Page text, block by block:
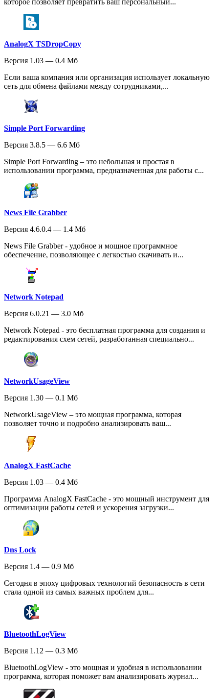
которое позволяет превратить ваш персональный...
AnalogX TSDropCopy
Версия 1.03 — 0.4 Мб
Если ваша компания или организация использует локальную
сеть для обмена файлами между сотрудниками,...
Simple Port Forwarding
Версия 3.8.5 — 6.6 Мб
Simple Port Forwarding – это небольшая и простая в
использовании программа, предназначенная для работы с...
News File Grabber
Версия 4.6.0.4 — 1.4 Мб
News File Grabber - удобное и мощное программное
обеспечение, позволяющее с легкостью скачивать и...
Network Notepad
Версия 6.0.21 — 3.0 Мб
Network Notepad - это бесплатная программа для создания и
редактирования схем сетей, разработанная специально...
NetworkUsageView
Версия 1.30 — 0.1 Мб
NetworkUsageView – это мощная программа, которая
позволяет точно и подробно анализировать ваш...
AnalogX FastCache
Версия 1.03 — 0.4 Мб
Программа AnalogX FastCache - это мощный инструмент для
оптимизации работы сетей и ускорения загрузки...
Dns Lock
Версия 1.4 — 0.9 Мб
Сегодня в эпоху цифровых технологий безопасность в сети
стала одной из самых важных проблем для...
BluetoothLogView
Версия 1.12 — 0.3 Мб
BluetoothLogView - это мощная и удобная в использовании
программа, которая поможет вам анализировать журнал...